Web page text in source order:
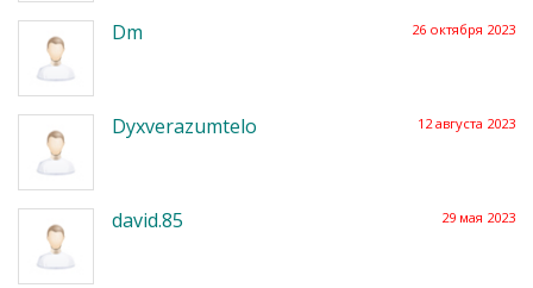
26 октября 2023
Dm
12 августа 2023
Dyxverazumtelo
29 мая 2023
david.85